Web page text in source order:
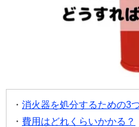
消火器を処分するための3
費用はどれくらいかかる？